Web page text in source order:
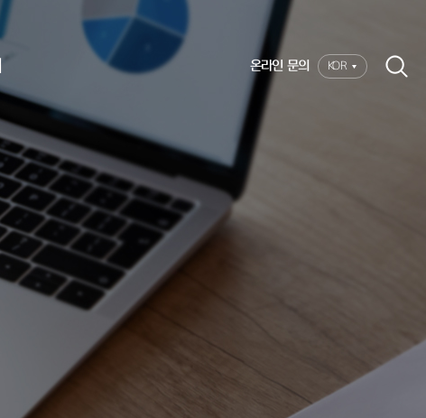
온라인 문의 KOR